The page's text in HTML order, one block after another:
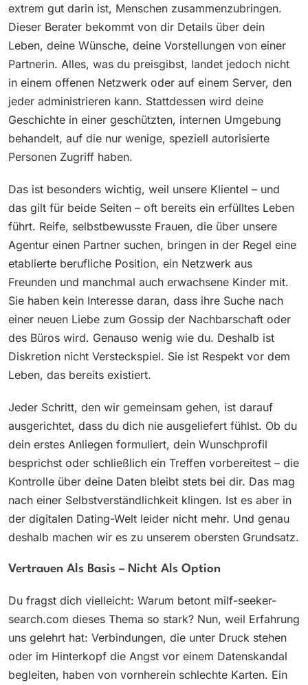
extrem gut darin ist, Menschen zusammenzubringen.
Dieser Berater bekommt von dir Details über dein
Leben, deine Wünsche, deine Vorstellungen von einer
Partnerin. Alles, was du preisgibst, landet jedoch nicht
in einem offenen Netzwerk oder auf einem Server, den
jeder administrieren kann. Stattdessen wird deine
Geschichte in einer geschützten, internen Umgebung
behandelt, auf die nur wenige, speziell autorisierte
Personen Zugriff haben.
Das ist besonders wichtig, weil unsere Klientel – und
das gilt für beide Seiten – oft bereits ein erfülltes Leben
führt. Reife, selbstbewusste Frauen, die über unsere
Agentur einen Partner suchen, bringen in der Regel eine
etablierte berufliche Position, ein Netzwerk aus
Freunden und manchmal auch erwachsene Kinder mit.
Sie haben kein Interesse daran, dass ihre Suche nach
einer neuen Liebe zum Gossip der Nachbarschaft oder
des Büros wird. Genauso wenig wie du. Deshalb ist
Diskretion nicht Versteckspiel. Sie ist Respekt vor dem
Leben, das bereits existiert.
Jeder Schritt, den wir gemeinsam gehen, ist darauf
ausgerichtet, dass du dich nie ausgeliefert fühlst. Ob du
dein erstes Anliegen formuliert, dein Wunschprofil
besprichst oder schließlich ein Treffen vorbereitest – die
Kontrolle über deine Daten bleibt stets bei dir. Das mag
nach einer Selbstverständlichkeit klingen. Ist es aber in
der digitalen Dating-Welt leider nicht mehr. Und genau
deshalb machen wir es zu unserem obersten Grundsatz.
Vertrauen Als Basis – Nicht Als Option
Du fragst dich vielleicht: Warum betont milf-seeker-
search.com dieses Thema so stark? Nun, weil Erfahrung
uns gelehrt hat: Verbindungen, die unter Druck stehen
oder im Hinterkopf die Angst vor einem Datenskandal
begleiten, haben von vornherein schlechte Karten. Ein